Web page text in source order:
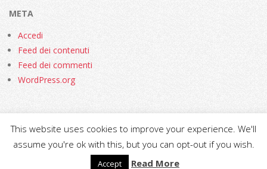
META
Accedi
Feed dei contenuti
Feed dei commenti
WordPress.org
progettato conCreattica
This website uses cookies to improve your experience. We'll
assume you're ok with this, but you can opt-out if you wish.
Accept Read More